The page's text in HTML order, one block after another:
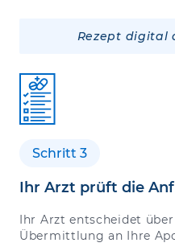
Rezept digital
Schritt 3
Ihr Arzt prüft die
Ihr Arzt entscheidet
Übermittlung an Ihre